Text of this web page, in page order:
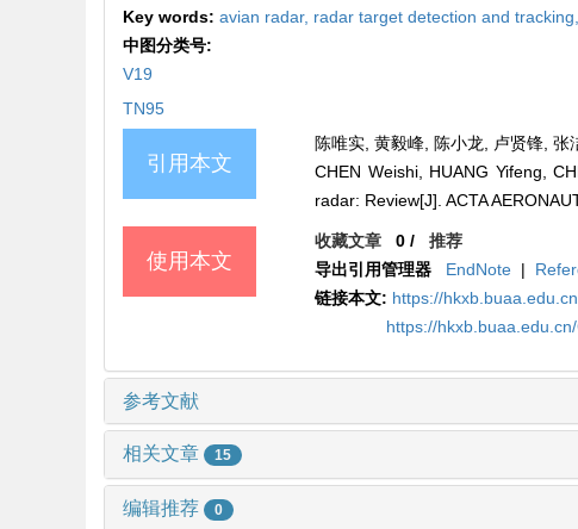
Key words: avian radar, radar target detection and tracking,
中图分类号:
V19
TN95
引用本文
陈唯实, 黄毅峰, 陈小龙, 卢贤锋,
CHEN Weishi, HUANG Yifeng,
radar: Review[J]. ACTA
使用本文
收藏文章 0 /推荐
导出引用管理器
EndNote |
链接本文: https://
https://
参考文献
相关文章 15
编辑推荐 0